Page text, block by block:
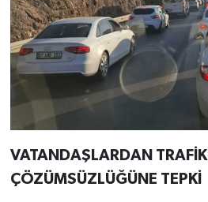
VATANDAŞLARDAN TRAFİK
ÇÖZÜMSÜZLÜĞÜNE TEPKİ